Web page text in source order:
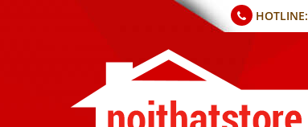
HOTLINE: